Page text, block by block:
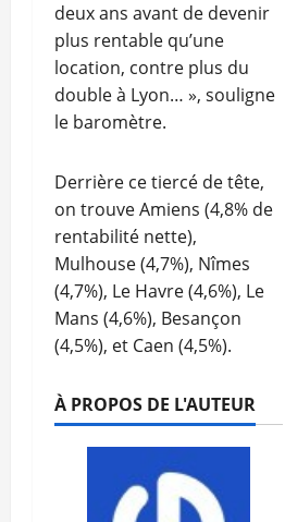
deux ans avant de devenir
plus rentable qu’une
location, contre plus du
double à Lyon… », souligne
le baromètre.
Derrière ce tiercé de tête,
on trouve Amiens (4,8% de
rentabilité nette),
Mulhouse (4,7%), Nîmes
(4,7%), Le Havre (4,6%), Le
Mans (4,6%), Besançon
(4,5%), et Caen (4,5%).
À PROPOS DE L'AUTEUR